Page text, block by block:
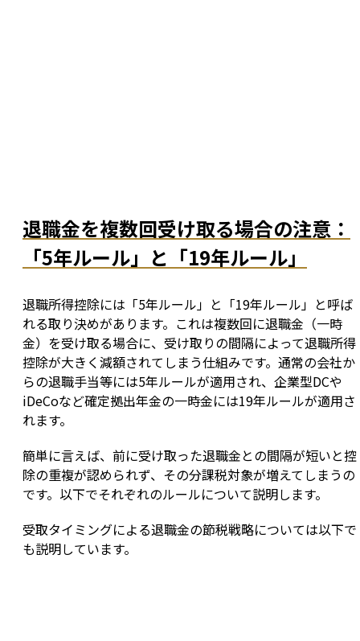
退職金を複数回受け取る場合の注意：
「5年ルール」と「19年ルール」
退職所得控除には「5年ルール」と「19年ルール」と呼ば
れる取り決めがあります。これは複数回に退職金（一時
金）を受け取る場合に、受け取りの間隔によって退職所得
控除が大きく減額されてしまう仕組みです。通常の会社か
らの退職手当等には5年ルールが適用され、企業型DCや
iDeCoなど確定拠出年金の一時金には19年ルールが適用さ
れます。
簡単に言えば、前に受け取った退職金との間隔が短いと控
除の重複が認められず、その分課税対象が増えてしまうの
です。以下でそれぞれのルールについて説明します。
受取タイミングによる退職金の節税戦略については以下で
も説明しています。